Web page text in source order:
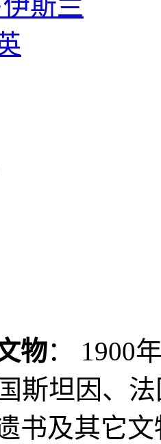
物： 1900
斯坦因、
书及其它